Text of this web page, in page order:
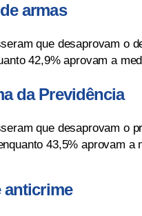
armas
que desaprovam o
42,9% aprovam a
da Previdência
que desaprovam o
43,5% aprovam a
anticrime